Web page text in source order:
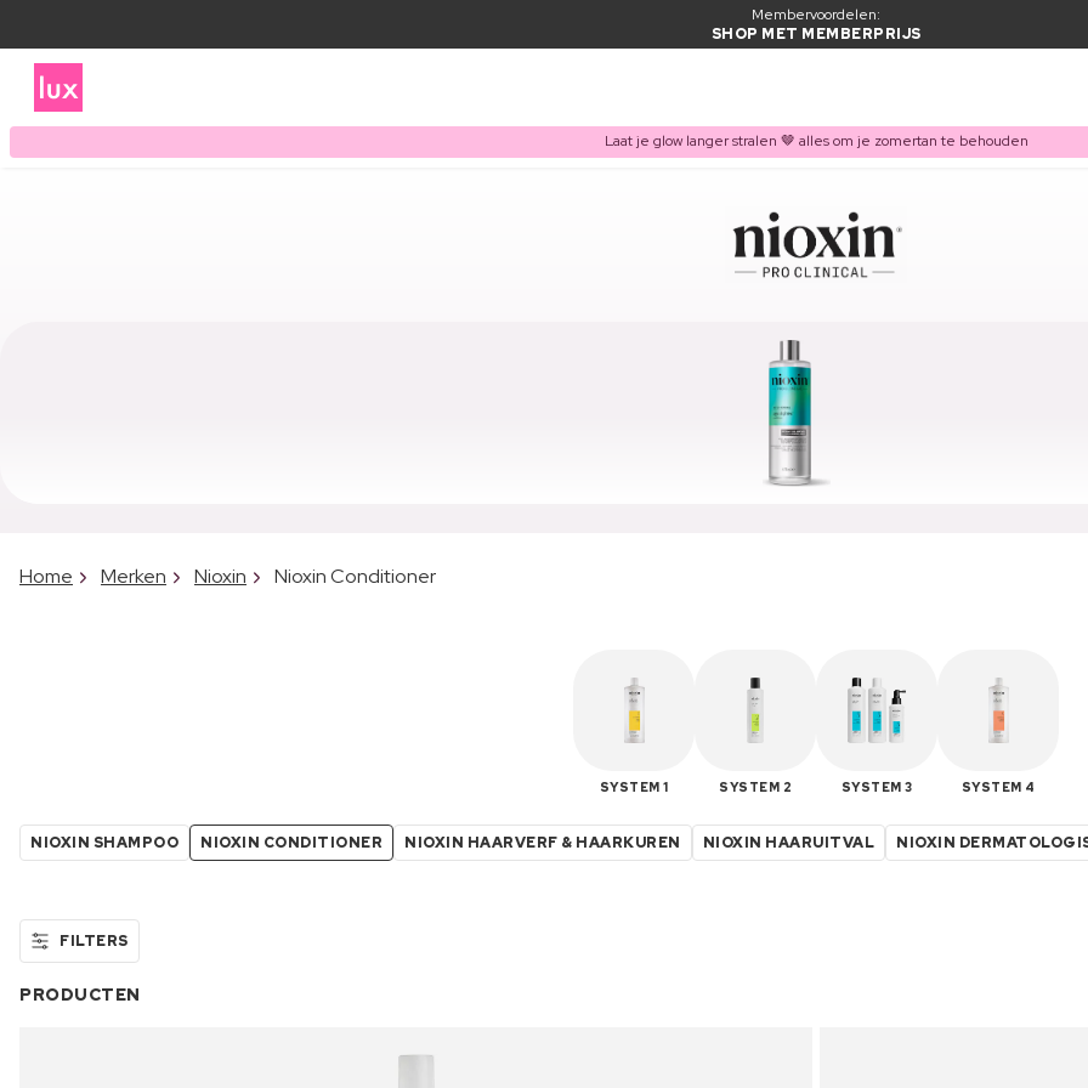
Membervoordelen:
SHOP MET MEMBERPRIJS
Laat je glow langer stralen 🤎 alles om je zomertan te behouden
Home Merken Nioxin Nioxin Conditioner
SYSTEM 1 SYSTEM 2 SYSTEM 3 SYSTEM 4
NIOXIN SHAMPOO NIOXIN CONDITIONER NIOXIN HAARVERF & HAARKUREN NIOXIN HAARUITVAL NIOXIN
FILTERS
PRODUCTEN